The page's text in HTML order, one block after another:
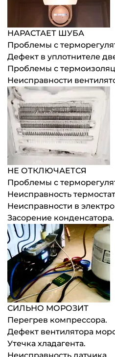
НАРАСТАЕТ ШУБА
Проблемы с
Дефект в уплотнителе
Проблемы с
Неисправности
НЕ ОТКЛЮЧАЕТСЯ
Проблемы с
Неисправность
Неисправности в
Засорение конденсатора.
СИЛЬНО МОРОЗИТ
Перегрев компрессора.
Дефект вентилятора
Утечка хладагента.